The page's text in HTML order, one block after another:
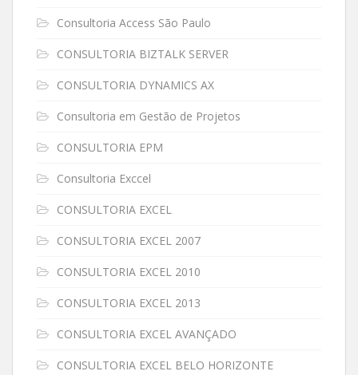
Consultoria Access São Paulo
CONSULTORIA BIZTALK SERVER
CONSULTORIA DYNAMICS AX
Consultoria em Gestão de Projetos
CONSULTORIA EPM
Consultoria Exccel
CONSULTORIA EXCEL
CONSULTORIA EXCEL 2007
CONSULTORIA EXCEL 2010
CONSULTORIA EXCEL 2013
CONSULTORIA EXCEL AVANÇADO
CONSULTORIA EXCEL BELO HORIZONTE